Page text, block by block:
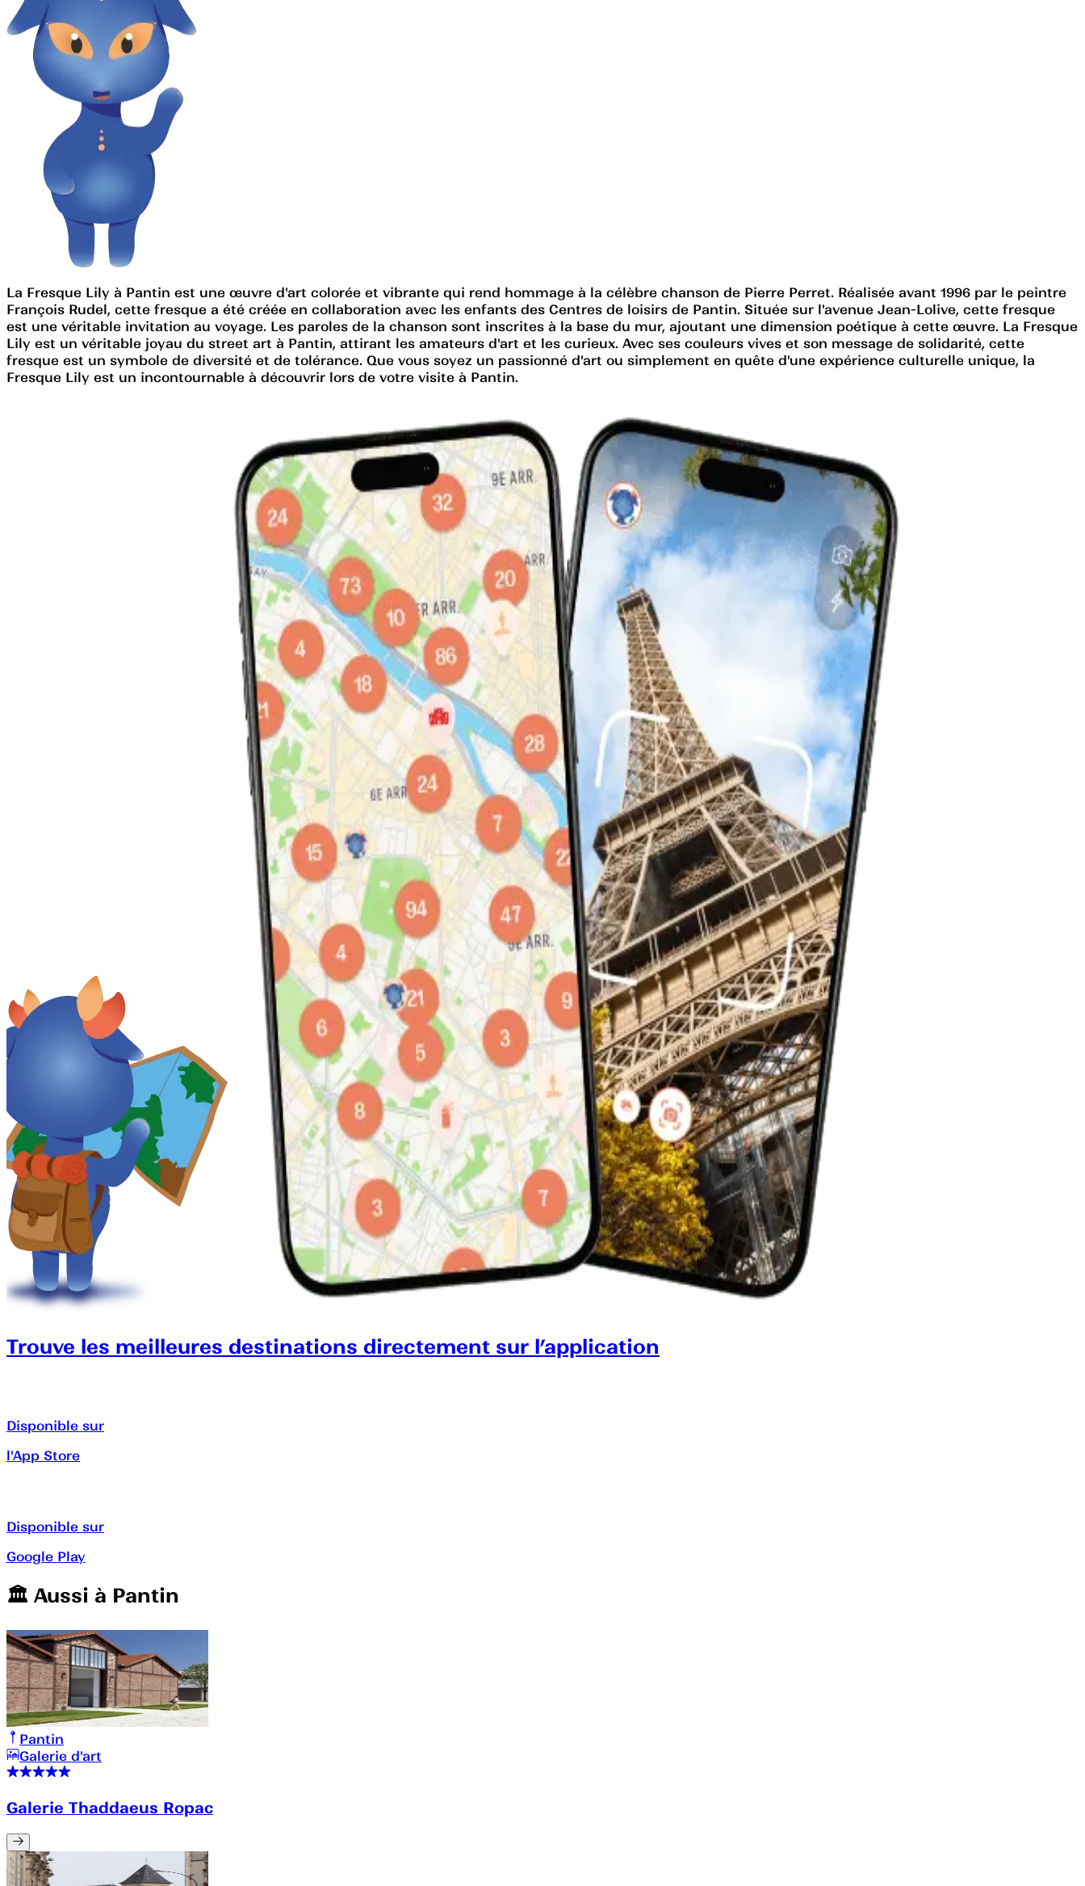
La Fresque Lily à Pantin est une œuvre d'art colorée et vibrante qui rend hommage à la célèbre chanson de Pierre Perret. Réalisée avant 1996 par le peintre
François Rudel, cette fresque a été créée en collaboration avec les enfants des Centres de loisirs de Pantin. Située sur l'avenue Jean-Lolive, cette fresque
est une véritable invitation au voyage. Les paroles de la chanson sont inscrites à la base du mur, ajoutant une dimension poétique à cette œuvre. La Fresque
Lily est un véritable joyau du street art à Pantin, attirant les amateurs d'art et les curieux. Avec ses couleurs vives et son message de solidarité, cette
fresque est un symbole de diversité et de tolérance. Que vous soyez un passionné d'art ou simplement en quête d'une expérience culturelle unique, la
Fresque Lily est un incontournable à découvrir lors de votre visite à Pantin.
Trouve les meilleures destinations directement sur l’application
Disponible sur
l'App Store
Disponible sur
Google Play
🏛️️ Aussi à Pantin
Pantin
Galerie d'art
Galerie Thaddaeus Ropac